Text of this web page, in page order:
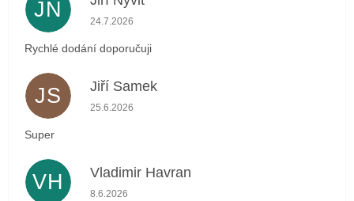
JN Hodnocení obchodu je 5 z 5 hvězdiček.
24.7.2026
Rychlé dodání doporučuji
JS Jiří Samek
Hodnocení obchodu je 5 z 5 hvězdiček.
25.6.2026
Super
VH Vladimir Havran
Hodnocení obchodu je 5 z 5 hvězdiček.
8.6.2026